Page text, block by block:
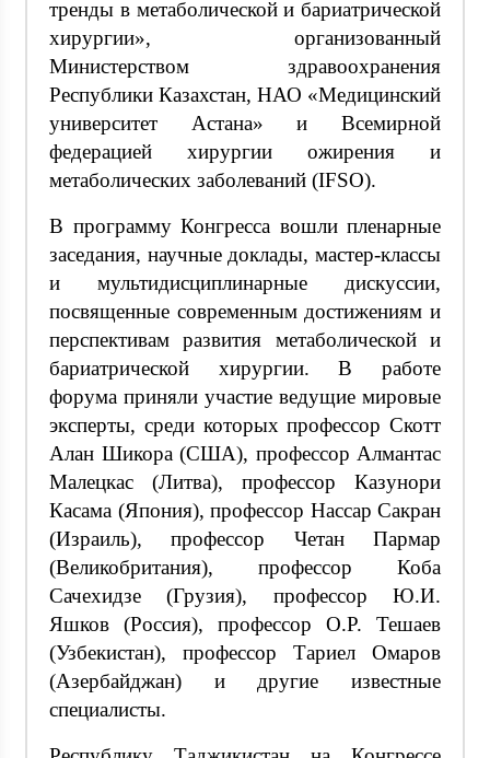
тренды в метаболической и бариатрической
хирургии», организованный
Министерством здравоохранения
Республики Казахстан, НАО «Медицинский
университет Астана» и Всемирной
федерацией хирургии ожирения и
метаболических заболеваний (IFSO).
В программу Конгресса вошли пленарные
заседания, научные доклады, мастер-классы
и мультидисциплинарные дискуссии,
посвященные современным достижениям и
перспективам развития метаболической и
бариатрической хирургии. В работе
форума приняли участие ведущие мировые
эксперты, среди которых профессор Скотт
Алан Шикора (США), профессор Алмантас
Малецкас (Литва), профессор Казунори
Касама (Япония), профессор Нассар Сакран
(Израиль), профессор Четан Пармар
(Великобритания), профессор Коба
Сачехидзе (Грузия), профессор Ю.И.
Яшков (Россия), профессор О.Р. Тешаев
(Узбекистан), профессор Тариел Омаров
(Азербайджан) и другие известные
специалисты.